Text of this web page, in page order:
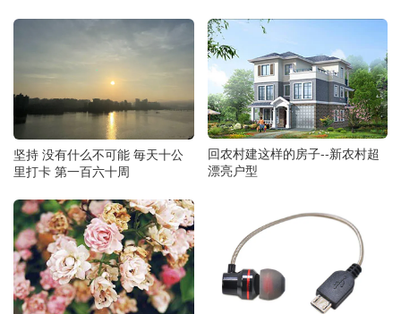
坚持 没有什么不可能 毎天十公
里打卡 第一百六十周
回农村建这样的房子--新农村超
漂亮户型